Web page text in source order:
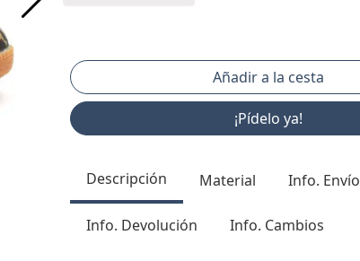
¡Pídelo ya!
Descripción Material Info. Envío
Info. Devolución Info. Cambios